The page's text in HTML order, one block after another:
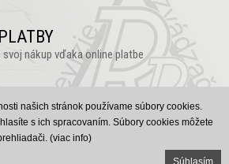
PLATBY
nákup vďaka online platbe
chat, radi Vám poradíme (v pravo dole)
www.rozvadzace-revizie.sk© 2016
našich stránok používame súbory cookies.
s ich spracovaním. Súbory cookies môžete
(viac info)
Súhlasím